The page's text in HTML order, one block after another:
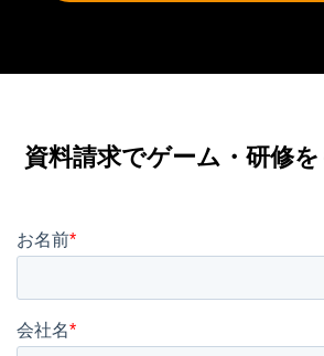
資料請求でゲーム・研修